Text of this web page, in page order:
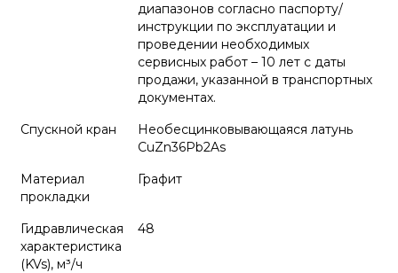
диапазонов согласно паспорту/
инструкции по эксплуатации и
проведении необходимых
сервисных работ – 10 лет с даты
продажи, указанной в транспортных
документах.
Спускной кран
Необесцинковывающаяся латунь
CuZn36Pb2As
Материал
прокладки
Графит
Гидравлическая
характеристика
(KVs), м³/ч
48